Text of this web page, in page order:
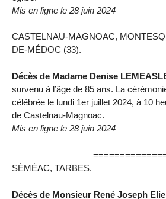
Mis en ligne le 28 juin 2024
CASTELNAU-MAGNOAC,
DE-MÉDOC (33).
Décès de Madame Denise
survenu à l’âge de 85 ans. La
célébrée le lundi 1er juillet 2024, à 10
de Castelnau-Magnoac.
Mis en ligne le 28 juin 2024
SÉMÉAC, TARBES.
Décès de Monsieur René Joseph